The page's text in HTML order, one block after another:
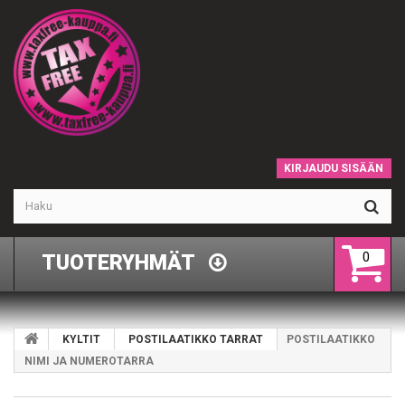
KIRJAUDU SISÄÄN
0
TUOTERYHMÄT
KYLTIT POSTILAATIKKO TARRAT
POSTILAATIKKO
NIMI JA NUMEROTARRA